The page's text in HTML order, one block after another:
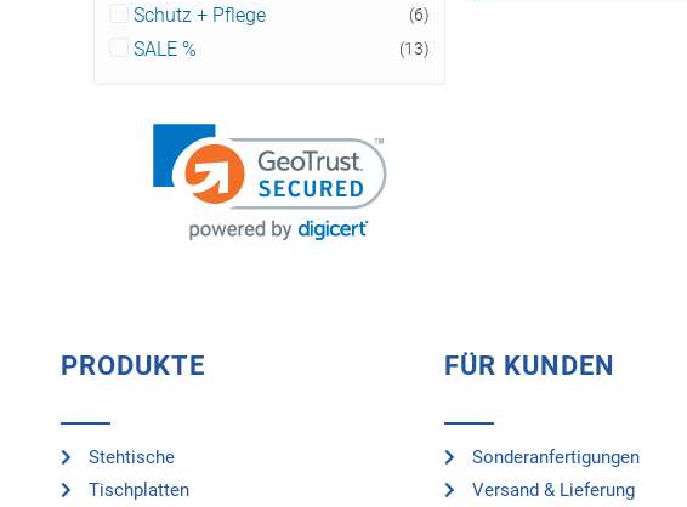
Schutz + Pflege (6)
SALE % (13)
PRODUKTE
Stehtische
Tischplatten
FÜR KUNDEN
Sonderanfertigungen
Versand & Lieferung